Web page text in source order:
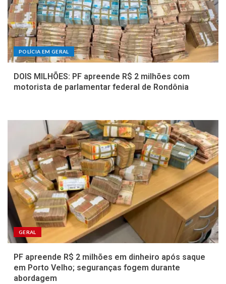
POLÍCIA EM GERAL
DOIS MILHÕES: PF apreende R$ 2 milhões com
motorista de parlamentar federal de Rondônia
GERAL
PF apreende R$ 2 milhões em dinheiro após saque
em Porto Velho; seguranças fogem durante
abordagem